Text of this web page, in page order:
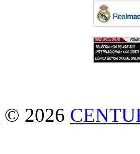
© 2026